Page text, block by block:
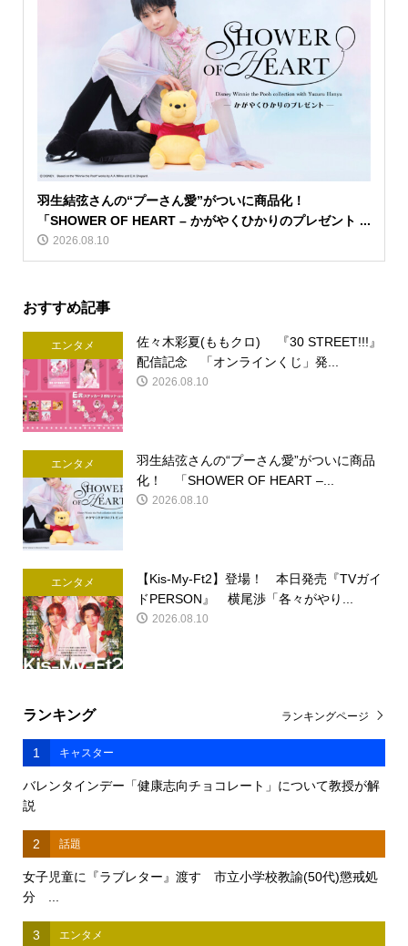
羽生結弦さんの“プーさん愛”がついに商品化！
「SHOWER OF HEART – かがやくひかりのプレゼント ...
2026.08.10
おすすめ記事
エンタメ
佐々木彩夏(ももクロ) 『30 STREET!!!』
配信記念 「オンラインくじ」発...
2026.08.10
エンタメ
羽生結弦さんの“プーさん愛”がついに商品
化！ 「SHOWER OF HEART –...
2026.08.10
エンタメ
【Kis-My-Ft2】登場！ 本日発売『TVガイ
ドPERSON』 横尾渉「各々がやり...
2026.08.10
ランキング
1 キャスター
バレンタインデー「健康志向チョコレート」について教授が解
説
2 話題
女子児童に『ラブレター』渡す 市立小学校教諭(50代)懲戒処
分 ...
3 エンタメ
ランキングページ